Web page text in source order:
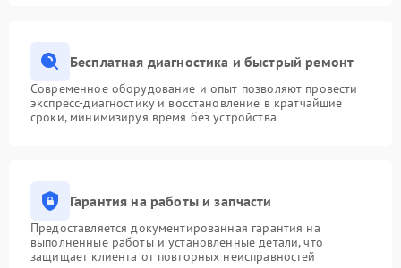
Бесплатная диагностика и быстрый ремонт
Современное оборудование и опыт позволяют провести
экспресс-диагностику и восстановление в кратчайшие
сроки, минимизируя время без устройства
Гарантия на работы и запчасти
Предоставляется документированная гарантия на
выполненные работы и установленные детали, что
защищает клиента от повторных неисправностей